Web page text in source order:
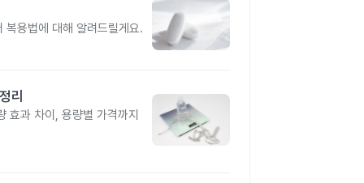
복용법에 대해 알려드릴게요.
리
효과 차이, 용량별 가격까지